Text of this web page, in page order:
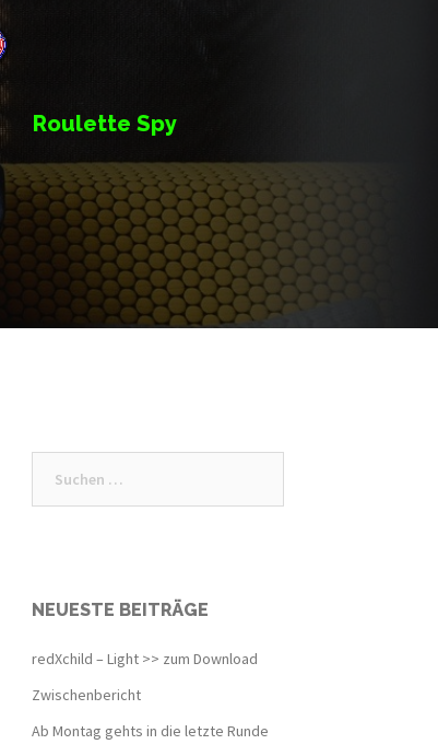
Roulette Spy
nach:
NEUESTE BEITRÄGE
redXchild – Light >> zum Download
Zwischenbericht
Ab Montag gehts in die letzte Runde